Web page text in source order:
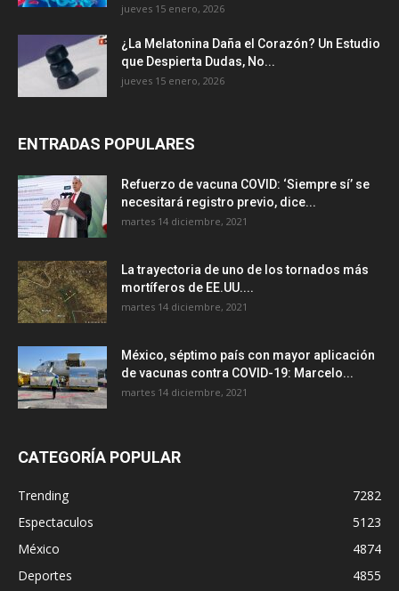
jueves 15 enero, 2026
¿La Melatonina Daña el Corazón? Un Estudio
que Despierta Dudas, No...
jueves 15 enero, 2026
ENTRADAS POPULARES
Refuerzo de vacuna COVID: ‘Siempre sí’ se
necesitará registro previo, dice...
martes 14 diciembre, 2021
La trayectoria de uno de los tornados más
mortíferos de EE.UU....
martes 14 diciembre, 2021
México, séptimo país con mayor aplicación
de vacunas contra COVID-19: Marcelo...
martes 14 diciembre, 2021
CATEGORÍA POPULAR
Trending
7282
Espectaculos
5123
México
4874
Deportes
4855